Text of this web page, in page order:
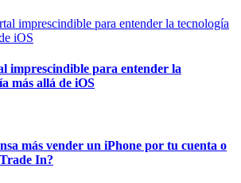
imprescindible para entender la
más allá de iOS
más vender un iPhone por tu cuenta o
In?